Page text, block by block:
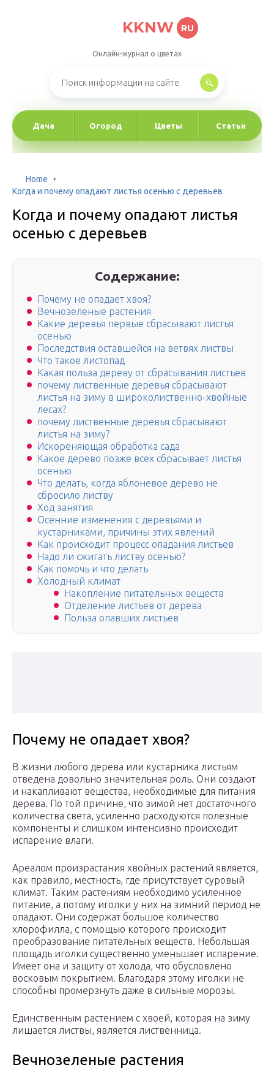
KKNW RU
Онлайн-журнал о цветах
Дача Огород Цветы Статьи
Home
Когда и почему опадают листья осенью с деревьев
Когда и почему опадают листья
осенью с деревьев
Содержание:
Почему не опадает хвоя?
Вечнозеленые растения
Какие деревья первые сбрасывают листья
осенью
Последствия оставшейся на ветвях листвы
Что такое листопад
Какая польза дереву от сбрасывания листьев
почему лиственные деревья сбрасывают
листья на зиму в широколиственно-хвойные
лесах?
почему лиственные деревья сбрасывают
листья на зиму?
Искореняющая обработка сада
Какое дерево позже всех сбрасывает листья
осенью
Что делать, когда яблоневое дерево не
сбросило листву
Ход занятия
Осенние изменения с деревьями и
кустарниками, причины этих явлений
Как происходит процесс опадания листьев
Надо ли сжигать листву осенью?
Как помочь и что делать
Холодный климат
Накопление питательных веществ
Отделение листьев от дерева
Польза опавших листьев
Почему не опадает хвоя?
В жизни любого дерева или кустарника листьям
отведена довольно значительная роль. Они создают
и накапливают вещества, необходимые для питания
дерева. По той причине, что зимой нет достаточного
количества света, усиленно расходуются полезные
компоненты и слишком интенсивно происходит
испарение влаги.
Ареалом произрастания хвойных растений является,
как правило, местность, где присутствует суровый
климат. Таким растениям необходимо усиленное
питание, а потому иголки у них на зимний период не
опадают. Они содержат большое количество
хлорофилла, с помощью которого происходит
преобразование питательных веществ. Небольшая
площадь иголки существенно уменьшает испарение.
Имеет она и защиту от холода, что обусловлено
восковым покрытием. Благодаря этому иголки не
способны промерзнуть даже в сильные морозы.
Единственным растением с хвоей, которая на зиму
лишается листвы, является лиственница.
Вечнозеленые растения